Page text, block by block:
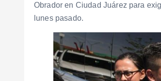
Obrador en Ciudad Juárez para
lunes pasado.